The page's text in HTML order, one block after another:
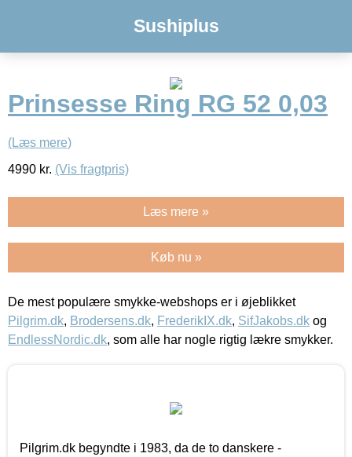
Sushiplus
Prinsesse Ring RG 52 0,03
(Læs mere)
4990 kr. (Vis fragtpris)
Læs mere »
Køb nu »
De mest populære smykke-webshops er i øjeblikket
Pilgrim.dk, Brodersens.dk, FrederikIX.dk, SifJakobs.dk og
EndlessNordic.dk, som alle har nogle rigtig lækre smykker.
Pilgrim.dk begyndte i 1983, da de to danskere -